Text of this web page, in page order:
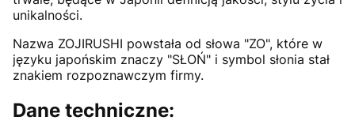
unikalności.
Nazwa ZOJIRUSHI powstała od słowa "ZO", które w
języku japońskim znaczy "SŁOŃ" i symbol słonia stał
znakiem rozpoznawczym firmy.
Dane techniczne: